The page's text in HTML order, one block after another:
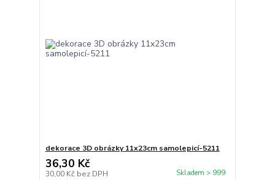
dekorace 3D obrázky 11x23cm samolepicí-5211
36,30 Kč
30,00 Kč bez DPH Skladem > 999